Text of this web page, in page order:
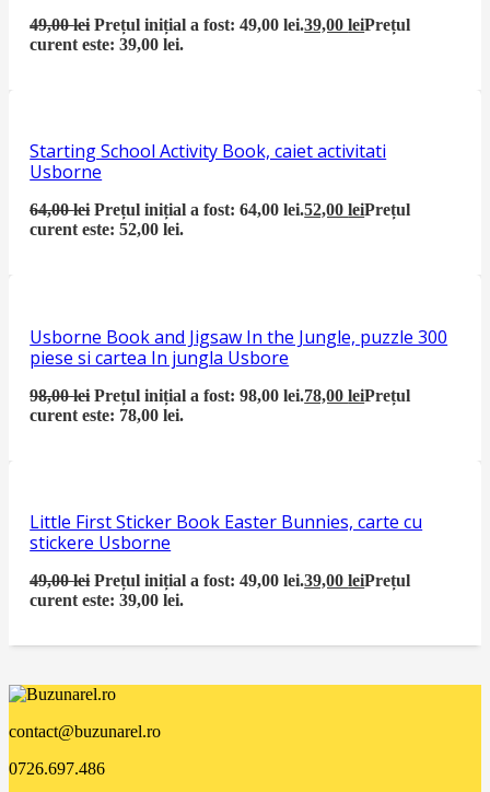
49,00lei Prețul inițial a fost: 49,00 lei.39,00leiPrețul
curent este: 39,00 lei.
Starting School Activity Book, caiet activitati
Usborne
64,00lei Prețul inițial a fost: 64,00 lei.52,00leiPrețul
curent este: 52,00 lei.
Usborne Book and Jigsaw In the Jungle, puzzle 300
piese si cartea In jungla Usbore
98,00lei Prețul inițial a fost: 98,00 lei.78,00leiPrețul
curent este: 78,00 lei.
Little First Sticker Book Easter Bunnies, carte cu
stickere Usborne
49,00lei Prețul inițial a fost: 49,00 lei.39,00leiPrețul
curent este: 39,00 lei.
contact@buzunarel.ro
0726.697.486